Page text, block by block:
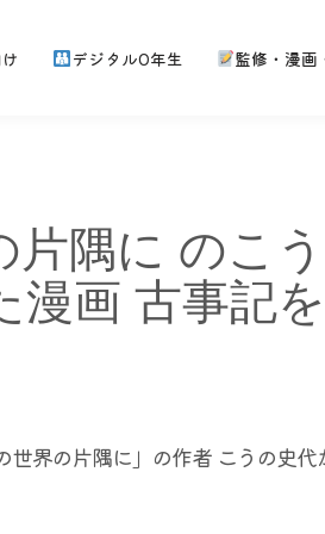
デジタル0年生 監修・漫画
片隅に のこ
漫画 古事記
界の片隅に」の作者 こうの史